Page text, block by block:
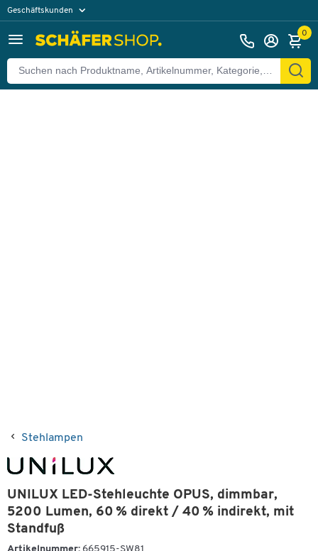
Geschäftskunden
0
Stehlampen
UNILUX LED-Stehleuchte OPUS, dimmbar,
5200 Lumen, 60 % direkt / 40 % indirekt, mit
Standfuß
Zurück